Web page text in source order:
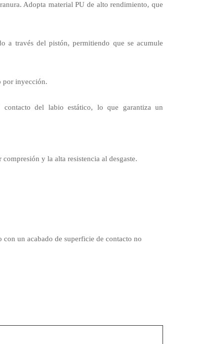
Adopta material PU de alto rendimiento, que
través del pistón, permitiendo que se acumule
por inyección.
del labio estático, lo que garantiza un
y la alta resistencia al desgaste.
un acabado de superficie de contacto no